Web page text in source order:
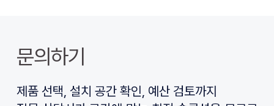
문의하기
제품 선택, 설치 공간 확인, 예산 검토까지